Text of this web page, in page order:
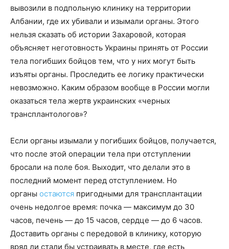
вывозили в подпольную клинику на территории
Албании, где их убивали и изымали органы. Этого
нельзя сказать об истории Захаровой, которая
объясняет неготовность Украины принять от России
тела погибших бойцов тем, что у них могут быть
изъяты органы. Проследить ее логику практически
невозможно. Каким образом вообще в России могли
оказаться тела жертв украинских «черных
трансплантологов»?
Если органы изымали у погибших бойцов, получается,
что после этой операции тела при отступлении
бросали на поле боя. Выходит, что делали это в
последний момент перед отступлением. Но
органы остаются пригодными для трансплантации
очень недолгое время: почка — максимум до 30
часов, печень — до 15 часов, сердце — до 6 часов.
Доставить органы с передовой в клинику, которую
вряд ли стали бы устраивать в месте, где есть